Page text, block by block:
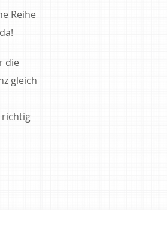
Reihe
die
gleich
richtig